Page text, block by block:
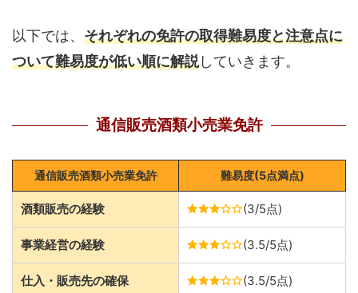
以下では、 それぞれの免許の取得難易度と注意点に
ついて難易度が低い順に解説していきます。
通信販売酒類小売業免許
通信販売酒類小売業免許 難易度(5点満点)
酒類販売の経験 (3/5点)
事業経営の経験 (3.5/5点)
仕入・販売先の確保 (3.5/5点)